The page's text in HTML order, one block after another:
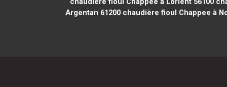
Argentan 61200chaudière fioul Chappee à